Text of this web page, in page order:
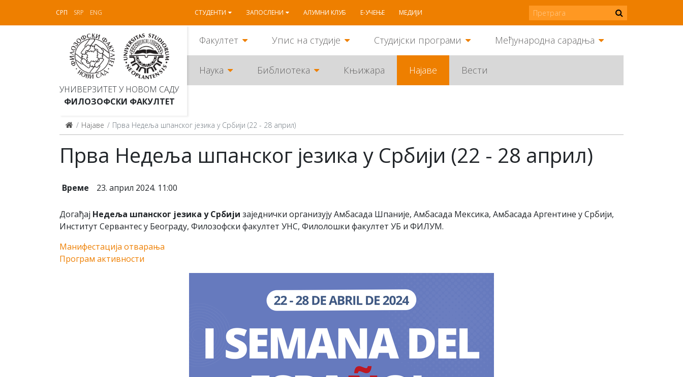
СРП SRP ENG СТУДЕНТИ ЗАПОСЛЕНИ АЛУМНИ КЛУБ Е-УЧЕЊЕ МЕДИЈИ
УНИВЕРЗИТЕТ У НОВОМ САДУ
ФИЛОЗОФСКИ ФАКУЛТЕТ
Факултет Упис на студије Студијски програми Међународна сарадња
Наука Библиотека Књижара Најаве Вести
Најаве Прва Недеља шпанског језика у Србији (22 - 28 април)
Прва Недеља шпанског језика у Србији (22 - 28 април)
Време 23. април 2024. 11:00
Догађај Недеља шпанског језика у Србији заједнички организују Амбасада Шпаније, Амбасада Мексика, Амбасада Аргентине у Србији,
Институт Сервантес у Београду, Филозофски факултет УНС, Филолошки факултет УБ и ФИЛУМ.
Манифестација отварања
Програм активности